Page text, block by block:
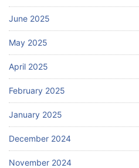
June 2025
May 2025
April 2025
February 2025
January 2025
December 2024
November 2024